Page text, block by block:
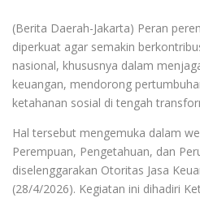
(Berita Daerah-Jakarta) Peran
diperkuat agar semakin
nasional, khususnya dalam
keuangan, mendorong
ketahanan sosial di tengah
Hal tersebut mengemuka dalam
Perempuan, Pengetahuan, dan
diselenggarakan Otoritas Jasa
(28/4/2026). Kegiatan ini dihadiri